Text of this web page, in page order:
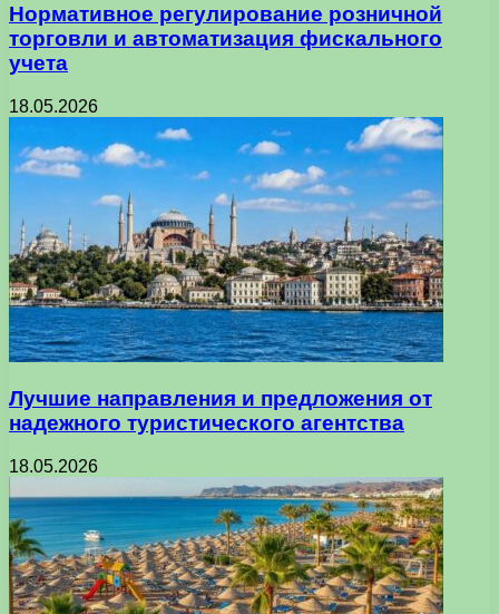
Нормативное регулирование розничной
торговли и автоматизация фискального
учета
18.05.2026
Лучшие направления и предложения от
надежного туристического агентства
18.05.2026